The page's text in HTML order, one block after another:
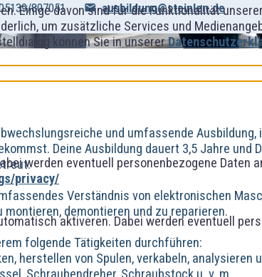
Einige davon sind für die Funktionalität
um zusätzliche Services und
können Sie in unserer
werden eventuell personenbezogene Daten
privacy/
aktiveren. Dabei werden eventuell
807051 ausbildung@steinlen.de
und umfassende Ausbildung,
Deine Ausbildung dauert 3,5 Jahre und
Verständnis von elektronischen
demontieren und zu reparieren.
folgende Tätigkeiten durchführen:
herstellen von Spulen, verkabeln, analysieren